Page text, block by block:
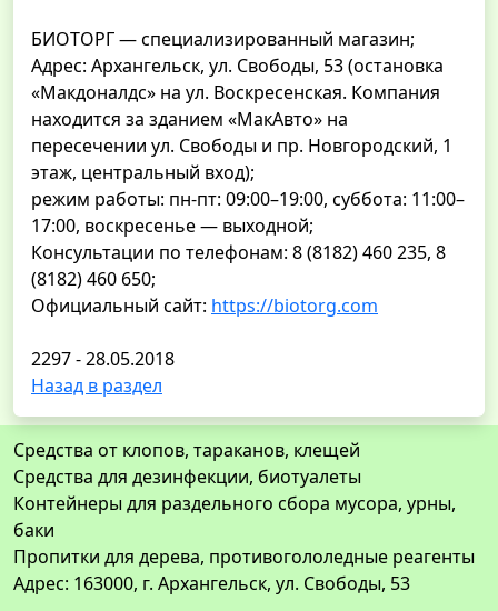
БИОТОРГ — специализированный магазин;
Адрес: Архангельск, ул. Свободы, 53 (остановка
«Макдоналдс» на ул. Воскресенская. Компания
находится за зданием «МакАвто» на
пересечении ул. Свободы и пр. Новгородский, 1
этаж, центральный вход);
режим работы: пн-пт: 09:00–19:00, суббота: 11:00–
17:00, воскресенье — выходной;
Консультации по телефонам: 8 (8182) 460 235, 8
(8182) 460 650;
Официальный сайт: https://biotorg.com
2297 - 28.05.2018
Назад в раздел
Средства от клопов, тараканов, клещей
Средства для дезинфекции, биотуалеты
Контейнеры для раздельного сбора мусора, урны,
баки
Пропитки для дерева, противогололедные реагенты
Адрес: 163000, г. Архангельск, ул. Свободы, 53